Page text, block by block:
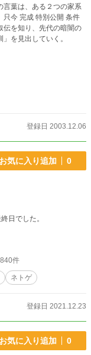
葉は、ある２つの家系
今 完成 特別公開 条件
を知り、先代の暗闇の
を見出していく。
登録日 2003.12.06
お気に入り追加 0
日でした。
件
ネトゲ
登録日 2021.12.23
お気に入り追加 0